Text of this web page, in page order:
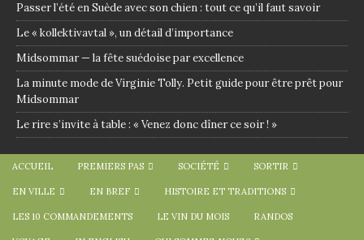
Passer l’été en Suède avec son chien : tout ce qu’il faut savoir
Le « kollektivavtal », un détail d’importance
Midsommar — la fête suédoise par excellence
La minute mode de Virginie Tolly. Petit guide pour être prêt pour
Midsommar
Le rire s’invite à table : « Venez donc dîner ce soir ! »
ACCUEIL PREMIERS PAS SOCIÉTÉ SORTIR
EN VILLE EN BREF HISTOIRE ET TRADITIONS
LES 10 COMMANDEMENTS LE VIN DU MOIS RANDOS